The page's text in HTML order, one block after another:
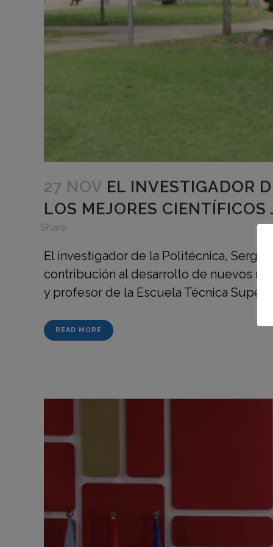
27 NOV EL INVESTIGADOR
LOS MEJORES CIENTÍFICOS
Share
El investigador de la Politécnica, Sergio
contribución al desarrollo de nuevos
y profesor de la Escuela Técnica
READ MORE